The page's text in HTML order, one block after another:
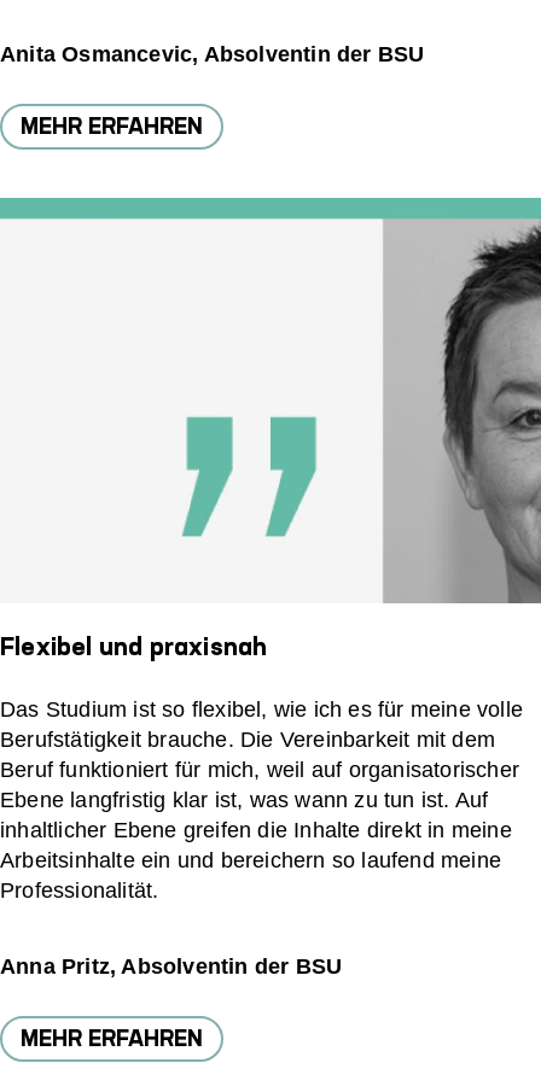
Anita Osmancevic, Absolventin der BSU
MEHR ERFAHREN
Flexibel und praxisnah
Das Studium ist so flexibel, wie ich es für meine volle
Berufstätigkeit brauche. Die Vereinbarkeit mit dem
Beruf funktioniert für mich, weil auf organisatorischer
Ebene langfristig klar ist, was wann zu tun ist. Auf
inhaltlicher Ebene greifen die Inhalte direkt in meine
Arbeitsinhalte ein und bereichern so laufend meine
Professionalität.
Anna Pritz, Absolventin der BSU
MEHR ERFAHREN